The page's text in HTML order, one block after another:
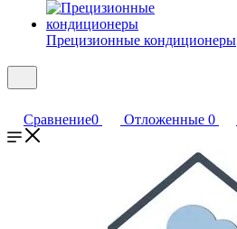
Прецизионные кондиционеры
Сравнение0 Отложенные 0